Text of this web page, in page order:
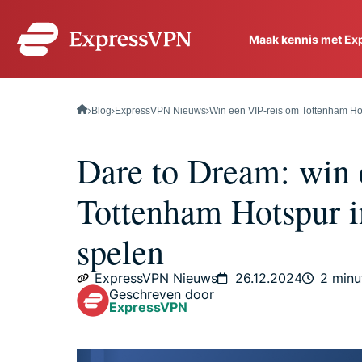
Maak kennis met
Blog ExpressVPN Nieuws Win een VIP-reis om Tottenham
Dare to Dream: win
Tottenham Hotspur
spelen
ExpressVPN Nieuws 26.12.2024
2
Geschreven door
ExpressVPN